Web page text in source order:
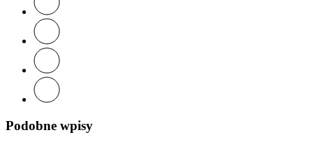
Podobne wpisy